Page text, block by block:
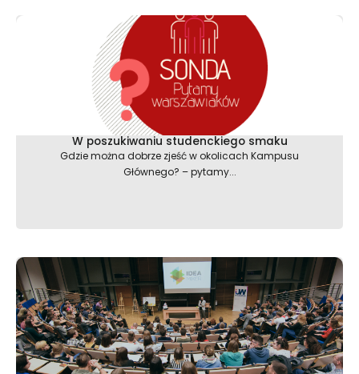
W poszukiwaniu studenckiego smaku
Gdzie można dobrze zjeść w okolicach Kampusu
Głównego? – pytamy...